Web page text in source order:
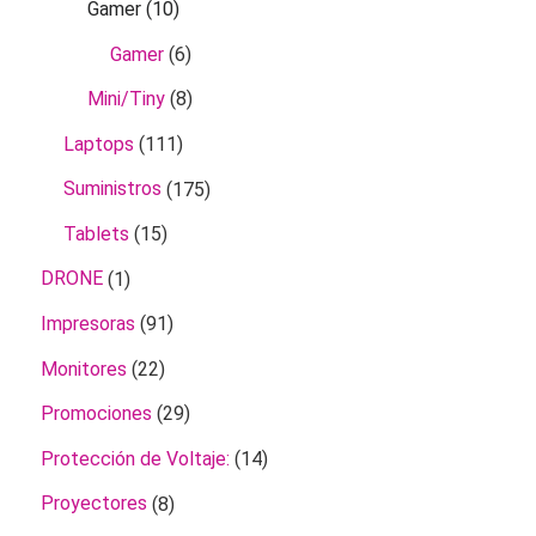
Gamer (10)
Gamer (6)
Mini/Tiny (8)
Laptops (111)
Suministros (175)
Tablets (15)
DRONE (1)
Impresoras (91)
Monitores (22)
Promociones (29)
Protección de Voltaje: (14)
Proyectores (8)